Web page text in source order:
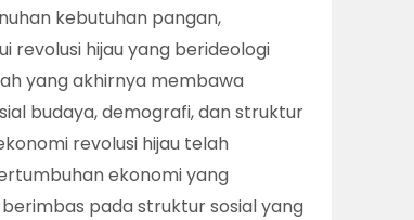
kebutuhan pangan,
hijau yang berideologi
yang akhirnya membawa
budaya, demografi, dan struktur
revolusi hijau telah
ekonomi yang
pada struktur sosial yang